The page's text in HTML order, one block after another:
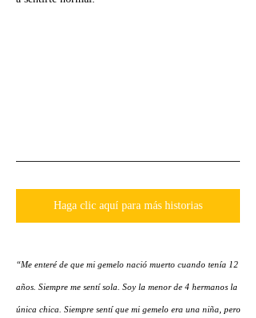
“Me enteré de que mi gemelo nació muerto cuando tenía 12
años. Siempre me sentí sola. Soy la menor de 4 hermanos la
única chica. Siempre sentí que mi gemelo era una niña, pero
Haga clic aquí para más historias